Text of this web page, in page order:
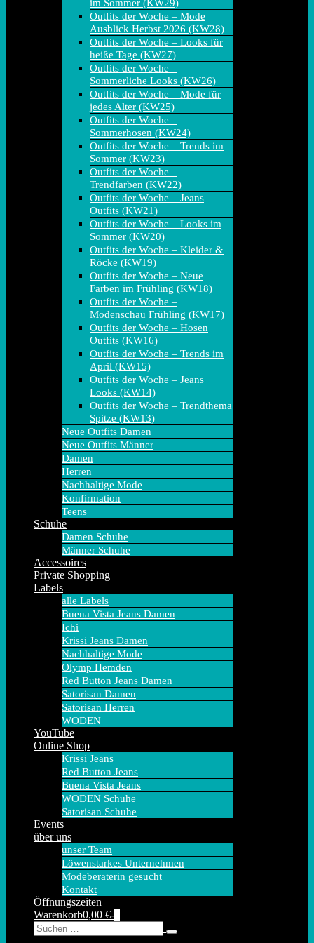
im Sommer (KW29)
Outfits der Woche – Mode
Ausblick Herbst 2026 (KW28)
Outfits der Woche – Looks für
heiße Tage (KW27)
Outfits der Woche –
Sommerliche Looks (KW26)
Outfits der Woche – Mode für
jedes Alter (KW25)
Outfits der Woche –
Sommerhosen (KW24)
Outfits der Woche – Trends im
Sommer (KW23)
Outfits der Woche –
Trendfarben (KW22)
Outfits der Woche – Jeans
Outfits (KW21)
Outfits der Woche – Looks im
Sommer (KW20)
Outfits der Woche – Kleider &
Röcke (KW19)
Outfits der Woche – Neue
Farben im Frühling (KW18)
Outfits der Woche –
Modenschau Frühling (KW17)
Outfits der Woche – Hosen
Outfits (KW16)
Outfits der Woche – Trends im
April (KW15)
Outfits der Woche – Jeans
Looks (KW14)
Outfits der Woche – Trendthema
Spitze (KW13)
Neue Outfits Damen
Neue Outfits Männer
Damen
Herren
Nachhaltige Mode
Konfirmation
Teens
Schuhe
Damen Schuhe
Männer Schuhe
Accessoires
Private Shopping
Labels
alle Labels
Buena Vista Jeans Damen
Ichi
Krissi Jeans Damen
Nachhaltige Mode
Olymp Hemden
Red Button Jeans Damen
Satorisan Damen
Satorisan Herren
WODEN
YouTube
Online Shop
Krissi Jeans
Red Button Jeans
Buena Vista Jeans
WODEN Schuhe
Satorisan Schuhe
Events
über uns
unser Team
Löwenstarkes Unternehmen
Modeberaterin gesucht
Kontakt
Öffnungszeiten
Warenkorb
Warenkorb0,00 €-
Warenkorb
Suche-
Schalter
Suche
nach: